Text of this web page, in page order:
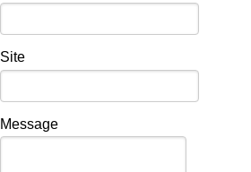
Site
Message